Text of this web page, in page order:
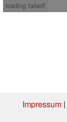
loading failed!
Impressum|